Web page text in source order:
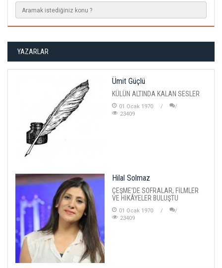
YAZARLAR
Ümit Güçlü
KÜLÜN ALTINDA KALAN SESLER
01 Ocak 1970
23409
Hilal Solmaz
ÇEŞME'DE SOFRALAR, FİLMLER
VE HİKÂYELER BULUŞTU
01 Ocak 1970
23409